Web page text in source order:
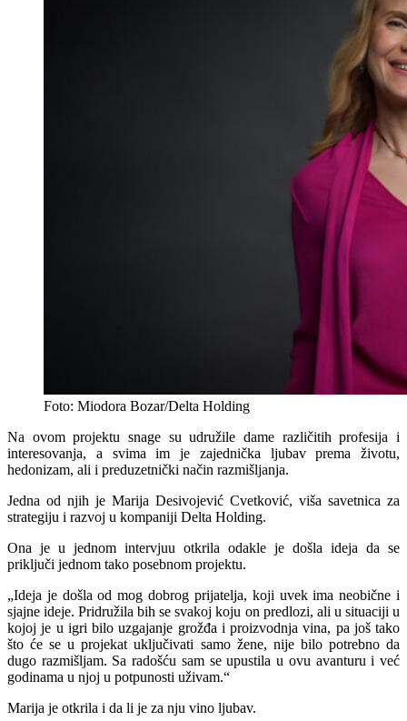
Foto: Miodora Bozar/Delta Holding
Na ovom projektu snage su udružile dame različitih profesija i
interesovanja, a svima im je zajednička ljubav prema životu,
hedonizam, ali i preduzetnički način razmišljanja.
Jedna od njih je Marija Desivojević Cvetković, viša savetnica za
strategiju i razvoj u kompaniji Delta Holding.
Ona je u jednom intervjuu otkrila odakle je došla ideja da se
priključi jednom tako posebnom projektu.
„Ideja je došla od mog dobrog prijatelja, koji uvek ima neobične i
sjajne ideje. Pridružila bih se svakoj koju on predlozi, ali u situaciji u
kojoj je u igri bilo uzgajanje grožđa i proizvodnja vina, pa još tako
što će se u projekat uključivati samo žene, nije bilo potrebno da
dugo razmišljam. Sa radošću sam se upustila u ovu avanturu i već
godinama u njoj u potpunosti uživam.“
Marija je otkrila i da li je za nju vino ljubav.